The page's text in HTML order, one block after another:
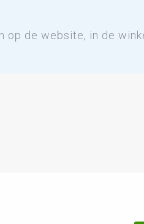
op de website, in de